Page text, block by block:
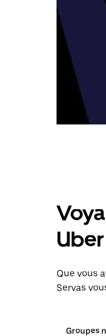
Uber
Que vous
Servas
Groupes